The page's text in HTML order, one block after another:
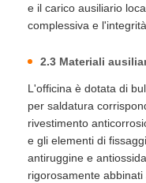
e il carico ausiliario
complessiva e
2.3 Materiali
L'officina è dotata di
per saldatura
rivestimento
e gli elementi di
antiruggine e
rigorosamente